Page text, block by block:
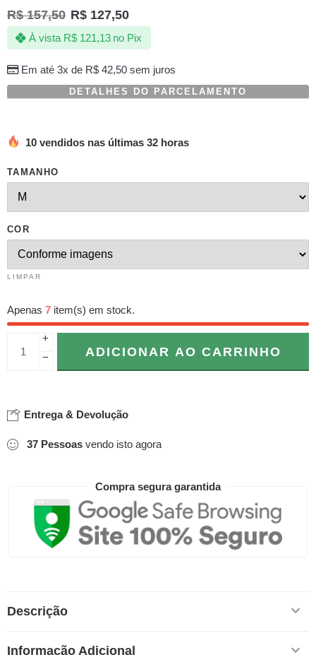
5.00de 5,
com
baseado
em
de
clientes
R$157,50 R$ 127,50
Em até 3x de R$42,50sem juros
À vista R$121,13 no Pix
DETALHES DO PARCELAMENTO
10 vendidos nas últimas 32 horas
TAMANHO
COR
LIMPAR
Apenas 7 item(s) em stock.
+
−
ADICIONAR AO CARRINHO
Entrega & Devolução
37 Pessoas vendo isto agora
Compra segura garantida
Descrição
Informação Adicional